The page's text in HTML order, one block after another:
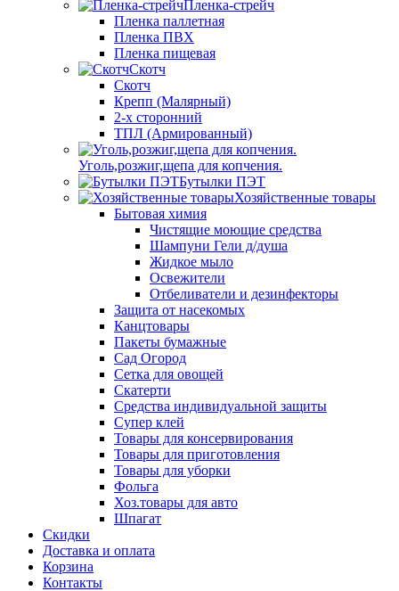
Пленка-стрейч
Пленка паллетная
Пленка ПВХ
Пленка пищевая
Скотч
Скотч
Крепп (Малярный)
2-х сторонний
ТПЛ (Армированный)
Уголь,розжиг,щепа для копчения.
Бутылки ПЭТ
Хозяйственные товары
Бытовая химия
Чистящие моющие средства
Шампуни Гели д/душа
Жидкое мыло
Освежители
Отбеливатели и дезинфекторы
Защита от насекомых
Канцтовары
Пакеты бумажные
Сад Огород
Сетка для овощей
Скатерти
Средства индивидуальной защиты
Супер клей
Товары для консервирования
Товары для приготовления
Товары для уборки
Фольга
Хоз.товары для авто
Шпагат
Скидки
Доставка и оплата
Корзина
Контакты